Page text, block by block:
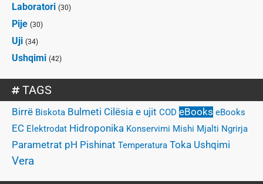
Laboratori (30)
Pije (30)
Uji (34)
Ushqimi (42)
TAGS
Birrë Biskota Bulmeti Cilësia e ujit COD eBooks eBooks
EC Elektrodat Hidroponika Konservimi Mishi Mjalti Ngrirja
Parametrat pH Pishinat Temperatura Toka Ushqimi
Vera